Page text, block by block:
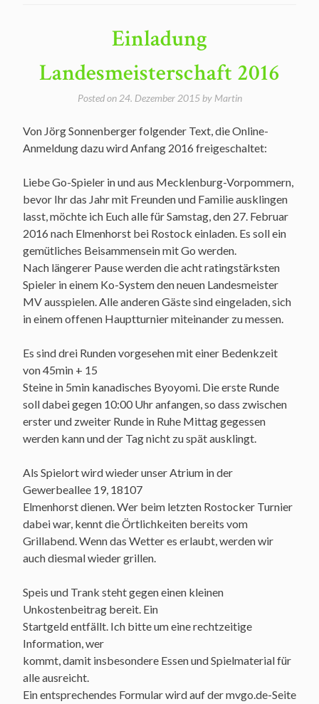
Einladung
Landesmeisterschaft 2016
Posted on 24. Dezember 2015by Martin
Von Jörg Sonnenberger folgender Text, die Online-
Anmeldung dazu wird Anfang 2016 freigeschaltet:
Liebe Go-Spieler in und aus Mecklenburg-Vorpommern,
bevor Ihr das Jahr mit Freunden und Familie ausklingen
lasst, möchte ich Euch alle für Samstag, den 27. Februar
2016 nach Elmenhorst bei Rostock einladen. Es soll ein
gemütliches Beisammensein mit Go werden.
Nach längerer Pause werden die acht ratingstärksten
Spieler in einem Ko-System den neuen Landesmeister
MV ausspielen. Alle anderen Gäste sind eingeladen, sich
in einem offenen Hauptturnier miteinander zu messen.
Es sind drei Runden vorgesehen mit einer Bedenkzeit
von 45min + 15
Steine in 5min kanadisches Byoyomi. Die erste Runde
soll dabei gegen 10:00 Uhr anfangen, so dass zwischen
erster und zweiter Runde in Ruhe Mittag gegessen
werden kann und der Tag nicht zu spät ausklingt.
Als Spielort wird wieder unser Atrium in der
Gewerbeallee 19, 18107
Elmenhorst dienen. Wer beim letzten Rostocker Turnier
dabei war, kennt die Örtlichkeiten bereits vom
Grillabend. Wenn das Wetter es erlaubt, werden wir
auch diesmal wieder grillen.
Speis und Trank steht gegen einen kleinen
Unkostenbeitrag bereit. Ein
Startgeld entfällt. Ich bitte um eine rechtzeitige
Information, wer
kommt, damit insbesondere Essen und Spielmaterial für
alle ausreicht.
Ein entsprechendes Formular wird auf der mvgo.de-Seite